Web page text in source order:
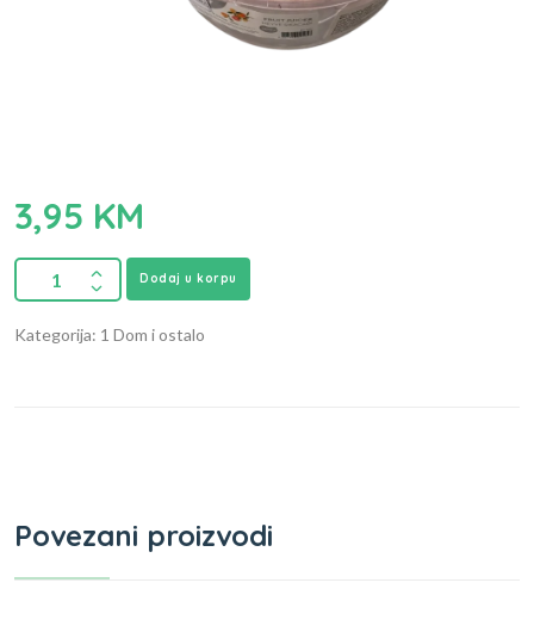
3,95 KM
Dodaj u korpu
Kategorija: 1 Dom i ostalo
Povezani proizvodi